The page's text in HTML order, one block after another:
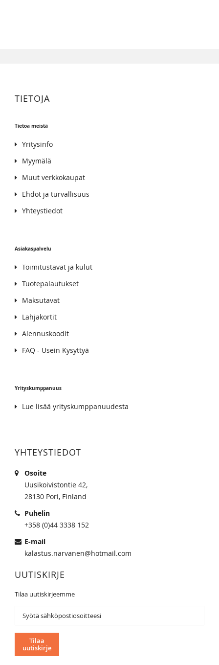
TIETOJA
Tietoa meistä
Yritysinfo
Myymälä
Muut verkkokaupat
Ehdot ja turvallisuus
Yhteystiedot
Asiakaspalvelu
Toimitustavat ja kulut
Tuotepalautukset
Maksutavat
Lahjakortit
Alennuskoodit
FAQ - Usein Kysyttyä
Yrityskumppanuus
Lue lisää yrityskumppanuudesta
YHTEYSTIEDOT
Osoite
Uusikoivistontie 42,
28130 Pori, Finland
Puhelin
+358 (0)44 3338 152
E-mail
kalastus.narvanen@hotmail.com
UUTISKIRJE
Tilaa uutiskirjeemme
uutiskirjeemme:
Tilaa
uutiskirje